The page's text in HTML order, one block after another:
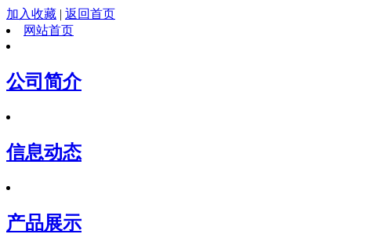
加入收藏 | 返回首页
网站首页
公司简介
信息动态
产品展示